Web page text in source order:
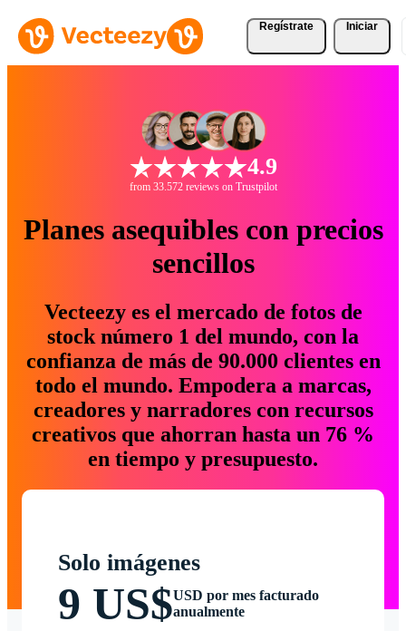
Regístrate Iniciar
4.9
from 33.572 reviews on Trustpilot
Planes asequibles con precios
sencillos
Vecteezy es el mercado de fotos de
stock número 1 del mundo, con la
confianza de más de 90.000 clientes en
todo el mundo. Empodera a marcas,
creadores y narradores con recursos
creativos que ahorran hasta un 76 %
en tiempo y presupuesto.
Solo imágenes
9 US$USD por mes facturado
anualmente